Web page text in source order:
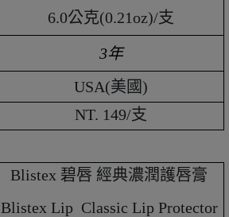
6.0公克(0.21oz)/支
3年
USA(美國)
NT. 149/支
Blistex 碧唇 經典濃潤護唇膏
Blistex Lip Classic Lip Protector